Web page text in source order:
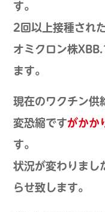
す。
2回以上接種され
オミクロン株
ます。
現在のワクチン供
変恐縮ですがかか
す。
状況が変わりまし
らせ致します。